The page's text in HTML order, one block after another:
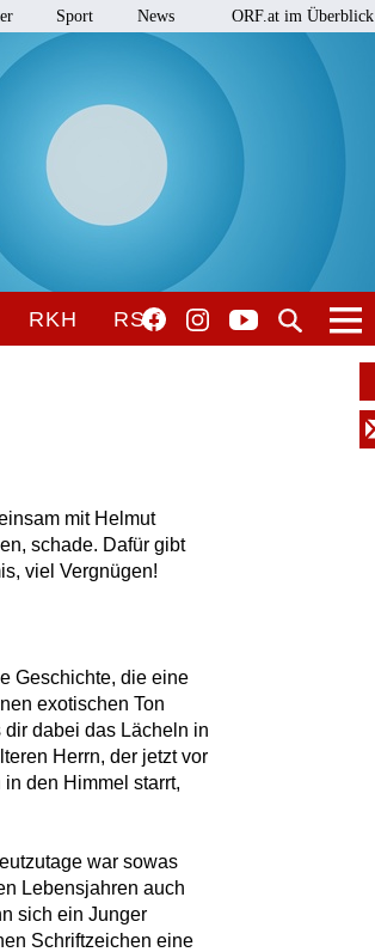
Sport News ORF.at im Überblick
RKH RSO
mit Helmut
schade. Dafür gibt
viel Vergnügen!
Geschichte, die eine
exotischen Ton
dabei das Lächeln in
Herrn, der jetzt vor
den Himmel starrt,
war sowas
Lebensjahren auch
sich ein Junger
Schriftzeichen eine